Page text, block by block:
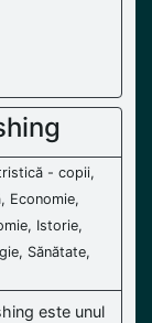
- copii,
Economie,
Istorie,
Sănătate,
este unul